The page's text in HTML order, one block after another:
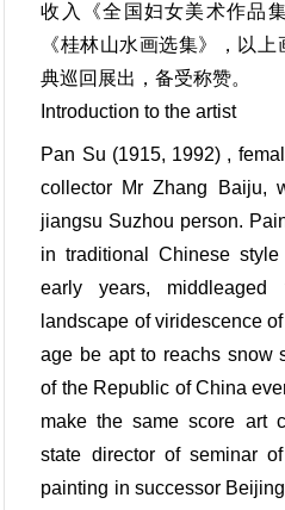
收入《全国妇女美术作品
《桂林山水画选集》，以
典巡回展出，备受称赞。
Introduction to the artist
Pan Su (1915, 1992) ,
collector Mr Zhang Baiju,
jiangsu Suzhou person.
in traditional Chinese
early years, middleaged
landscape of viridescence
age be apt to reachs snow
of the Republic of China
make the same score art
state director of seminar
painting in successor